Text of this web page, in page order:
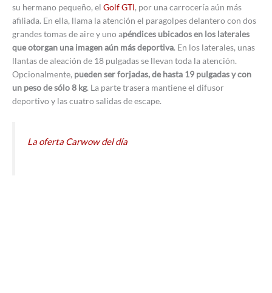
su hermano pequeño, el Golf GTI, por una carrocería aún más
afiliada. En ella, llama la atención el paragolpes delantero con dos
grandes tomas de aire y uno apéndices ubicados en los laterales
que otorgan una imagen aún más deportiva. En los laterales, unas
llantas de aleación de 18 pulgadas se llevan toda la atención.
Opcionalmente, pueden ser forjadas, de hasta 19 pulgadas y con
un peso de sólo 8 kg. La parte trasera mantiene el difusor
deportivo y las cuatro salidas de escape.
La oferta Carwow del día